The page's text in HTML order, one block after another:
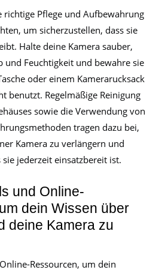
richtige Pflege und Aufbewahrung
um sicherzustellen, dass sie
Halte deine Kamera sauber,
und Feuchtigkeit und bewahre sie
oder einem Kamerarucksack
benutzt. Regelmäßige Reinigung
sowie die Verwendung von
tragen dazu bei,
Kamera zu verlängern und
jederzeit einsatzbereit ist.
und Online-
dein Wissen über
deine Kamera zu
Ressourcen, um dein